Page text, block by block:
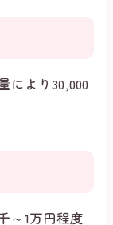
により30,000
～1万円程度